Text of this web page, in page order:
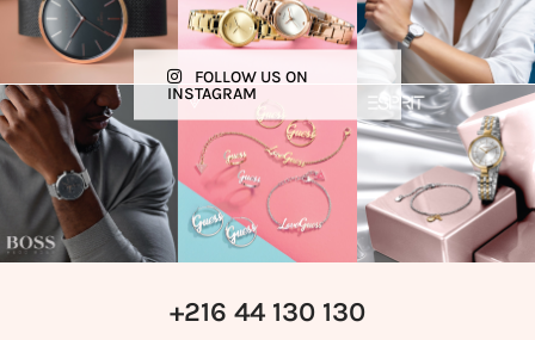
FOLLOW US ON
INSTAGRAM
+216 44 130 130